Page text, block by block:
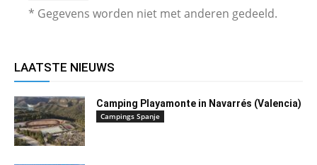
* Gegevens worden niet met anderen gedeeld.
LAATSTE NIEUWS
Camping Playamonte in Navarrés (Valencia)
Campings Spanje